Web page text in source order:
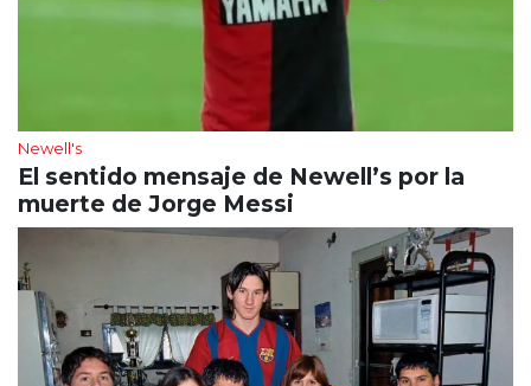
Newell's
El sentido mensaje de Newell’s por la
muerte de Jorge Messi